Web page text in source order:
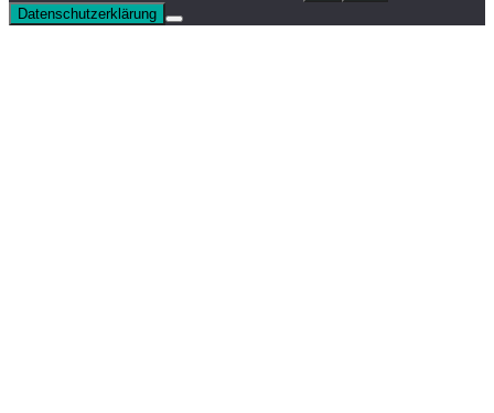
Datenschutzerklärung